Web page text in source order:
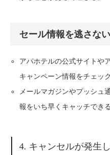
セール情報を逃さな
アパホテルの公式サイトや
キャンペーン情報をチェッ
メールマガジンやプッシュ
報をいち早くキャッチでき
4. キャンセルが発生